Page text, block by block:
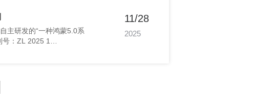
11/28
2025